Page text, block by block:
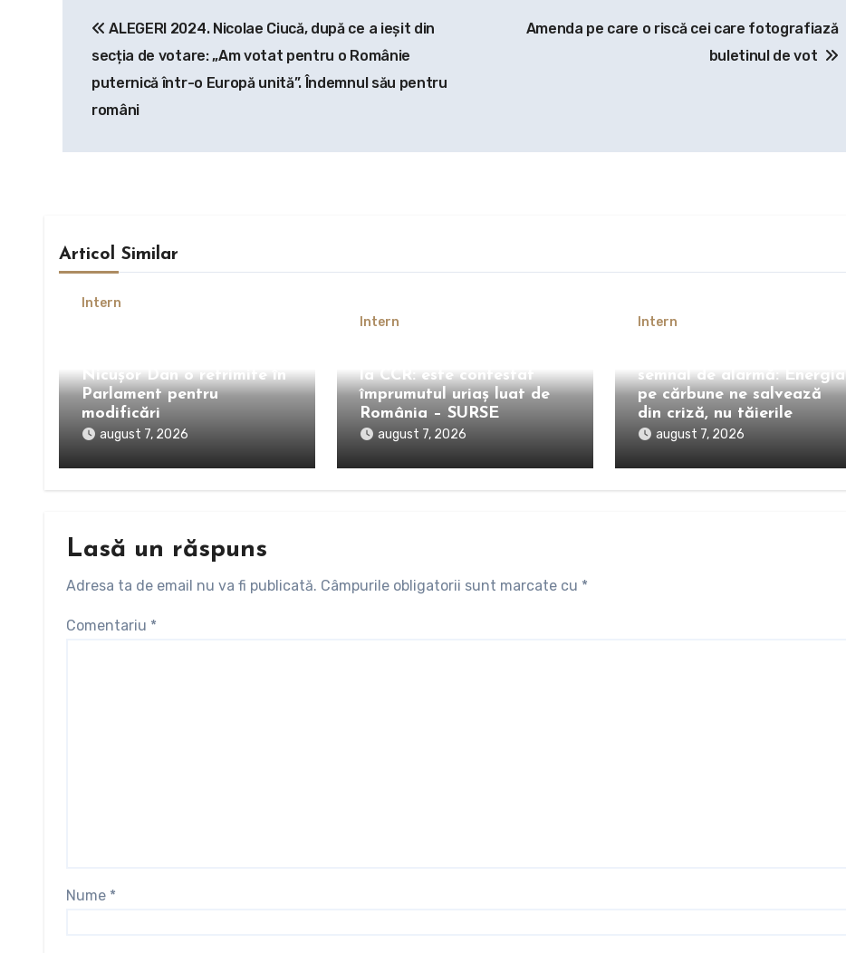
articole
ALEGERI 2024. Nicolae Ciucă, după ce a ieșit din
secția de votare: „Am votat pentru o Românie
puternică într-o Europă unită”. Îndemnul său pentru
români
Amenda pe care o riscă cei care fotografiază
buletinul de vot
Articol Similar
Intern
Nicușor Dan o retrimite în
Parlament pentru
modificări
august 7, 2026
Intern
la CCR: este contestat
împrumutul uriaș luat de
România – SURSE
august 7, 2026
Intern
semnal de alarmă: Energia
pe cărbune ne salvează
din criză, nu tăierile
august 7, 2026
Lasă un răspuns
Adresa ta de email nu va fi publicată. Câmpurile obligatorii sunt marcate cu *
Comentariu *
Nume *